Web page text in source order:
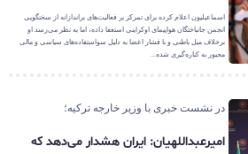
اسماعیلیون اعلام کرده برای تمرکز بر فعالیت‌های براندازانه از سخنگویی
انجمن جانباختگان هواپیمای اوکراینی استعفا داده، اما به نظر می‌رسد او
برخلاف میل باطنی و با فشار اعضا به دلیل سواستفاده‌های سیاسی و مالی
مجبور به کناره‌گیری شده...
در نشست خبری با وزیر خارجه ترکیه؛
امیرعبداللهیان: ایران هشدار می‌دهد که